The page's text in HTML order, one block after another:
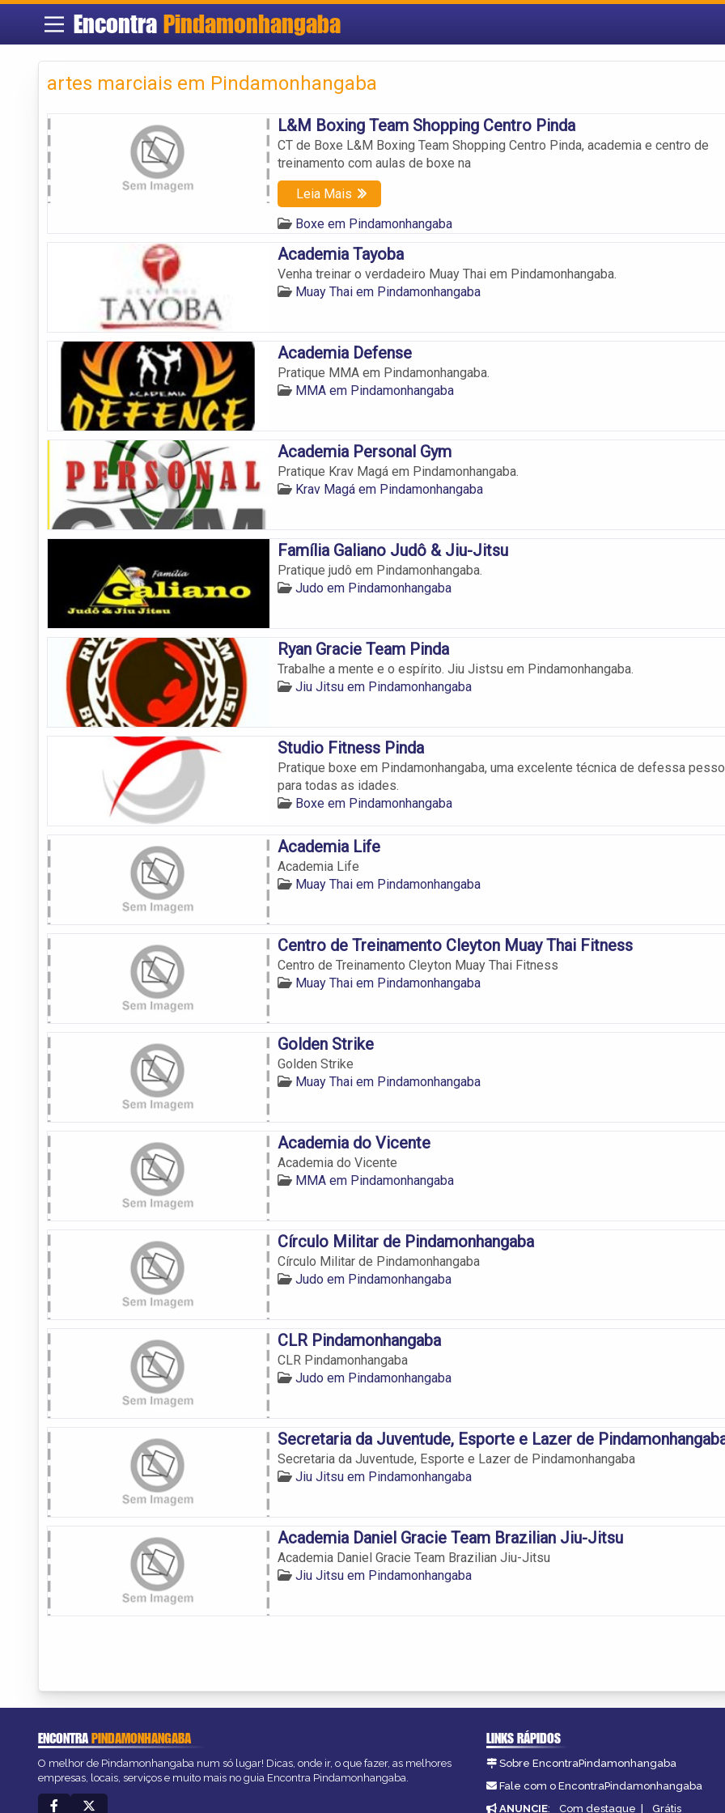
Encontra Pindamonhangaba
artes marciais em Pindamonhangaba
L&M Boxing Team Shopping Centro Pinda
CT de Boxe L&M Boxing Team Shopping Centro Pinda, academia e centro de
treinamento com aulas de boxe na
Leia Mais
Boxe em Pindamonhangaba
Academia Tayoba
Venha treinar o verdadeiro Muay Thai em Pindamonhangaba.
Muay Thai em Pindamonhangaba
Academia Defense
Pratique MMA em Pindamonhangaba.
MMA em Pindamonhangaba
Academia Personal Gym
Pratique Krav Magá em Pindamonhangaba.
Krav Magá em Pindamonhangaba
Família Galiano Judô & Jiu-Jitsu
Pratique judô em Pindamonhangaba.
Judo em Pindamonhangaba
Ryan Gracie Team Pinda
Trabalhe a mente e o espírito. Jiu Jistsu em Pindamonhangaba.
Jiu Jitsu em Pindamonhangaba
Studio Fitness Pinda
Pratique boxe em Pindamonhangaba, uma excelente técnica de defessa
para todas as idades.
Boxe em Pindamonhangaba
Academia Life
Academia Life
Muay Thai em Pindamonhangaba
Centro de Treinamento Cleyton Muay Thai Fitness
Centro de Treinamento Cleyton Muay Thai Fitness
Muay Thai em Pindamonhangaba
Golden Strike
Golden Strike
Muay Thai em Pindamonhangaba
Academia do Vicente
Academia do Vicente
MMA em Pindamonhangaba
Círculo Militar de Pindamonhangaba
Círculo Militar de Pindamonhangaba
Judo em Pindamonhangaba
CLR Pindamonhangaba
CLR Pindamonhangaba
Judo em Pindamonhangaba
Secretaria da Juventude, Esporte e Lazer de
Secretaria da Juventude, Esporte e Lazer de Pindamonhangaba
Jiu Jitsu em Pindamonhangaba
Academia Daniel Gracie Team Brazilian Jiu-Jitsu
Academia Daniel Gracie Team Brazilian Jiu-Jitsu
Jiu Jitsu em Pindamonhangaba
ENCONTRAPINDAMONHANGABA
O melhor de Pindamonhangaba num só lugar! Dicas, onde ir, o que fazer, as melhores
empresas, locais, serviços e muito mais no guia Encontra Pindamonhangaba.
LINKS RÁPIDOS
Sobre EncontraPindamonhangaba
Fale com o EncontraPindamonhangaba
ANUNCIE: Com destaque | Grátis